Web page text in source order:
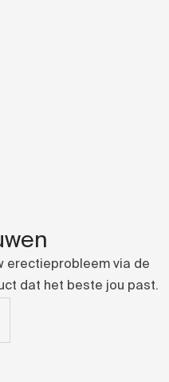
erectieprobleem via de
dat het beste jou past.